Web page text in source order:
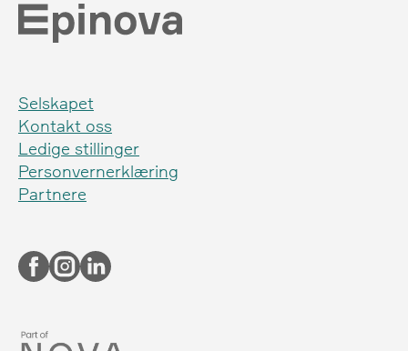
Selskapet
Kontakt oss
Ledige stillinger
Personvernerklæring
Partnere